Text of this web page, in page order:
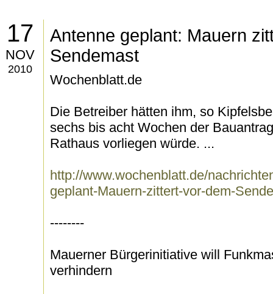
17
NOV
2010
Antenne geplant: Mauern
Sendemast
Wochenblatt.de
Die Betreiber hätten ihm, so
sechs bis acht Wochen der
Rathaus vorliegen würde. ...
http://www.wochenblatt.de/
geplant-Mauern-zittert-vor-dem-
--------
Mauerner Bürgerinitiative will
verhindern